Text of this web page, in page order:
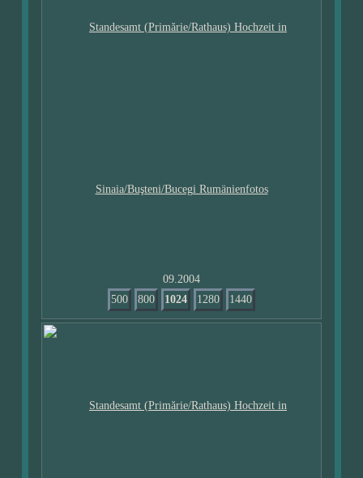
09.2004
500
800 1024 1280 1440